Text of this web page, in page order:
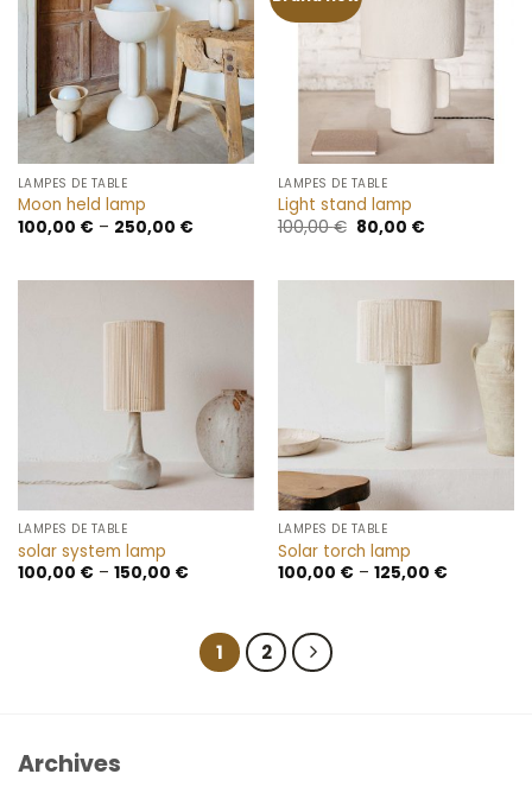
LAMPES DE TABLE
Moon held lamp
100,00 €– 250,00 €
LAMPES DE TABLE
Light stand lamp
100,00€ Le
prix
100,00 €.
80,00 €Le
80,00 €.
LAMPES DE TABLE
solar system lamp
100,00 €– 150,00 €
LAMPES DE TABLE
Solar torch lamp
100,00 €– 125,00 €
1 2
Archives